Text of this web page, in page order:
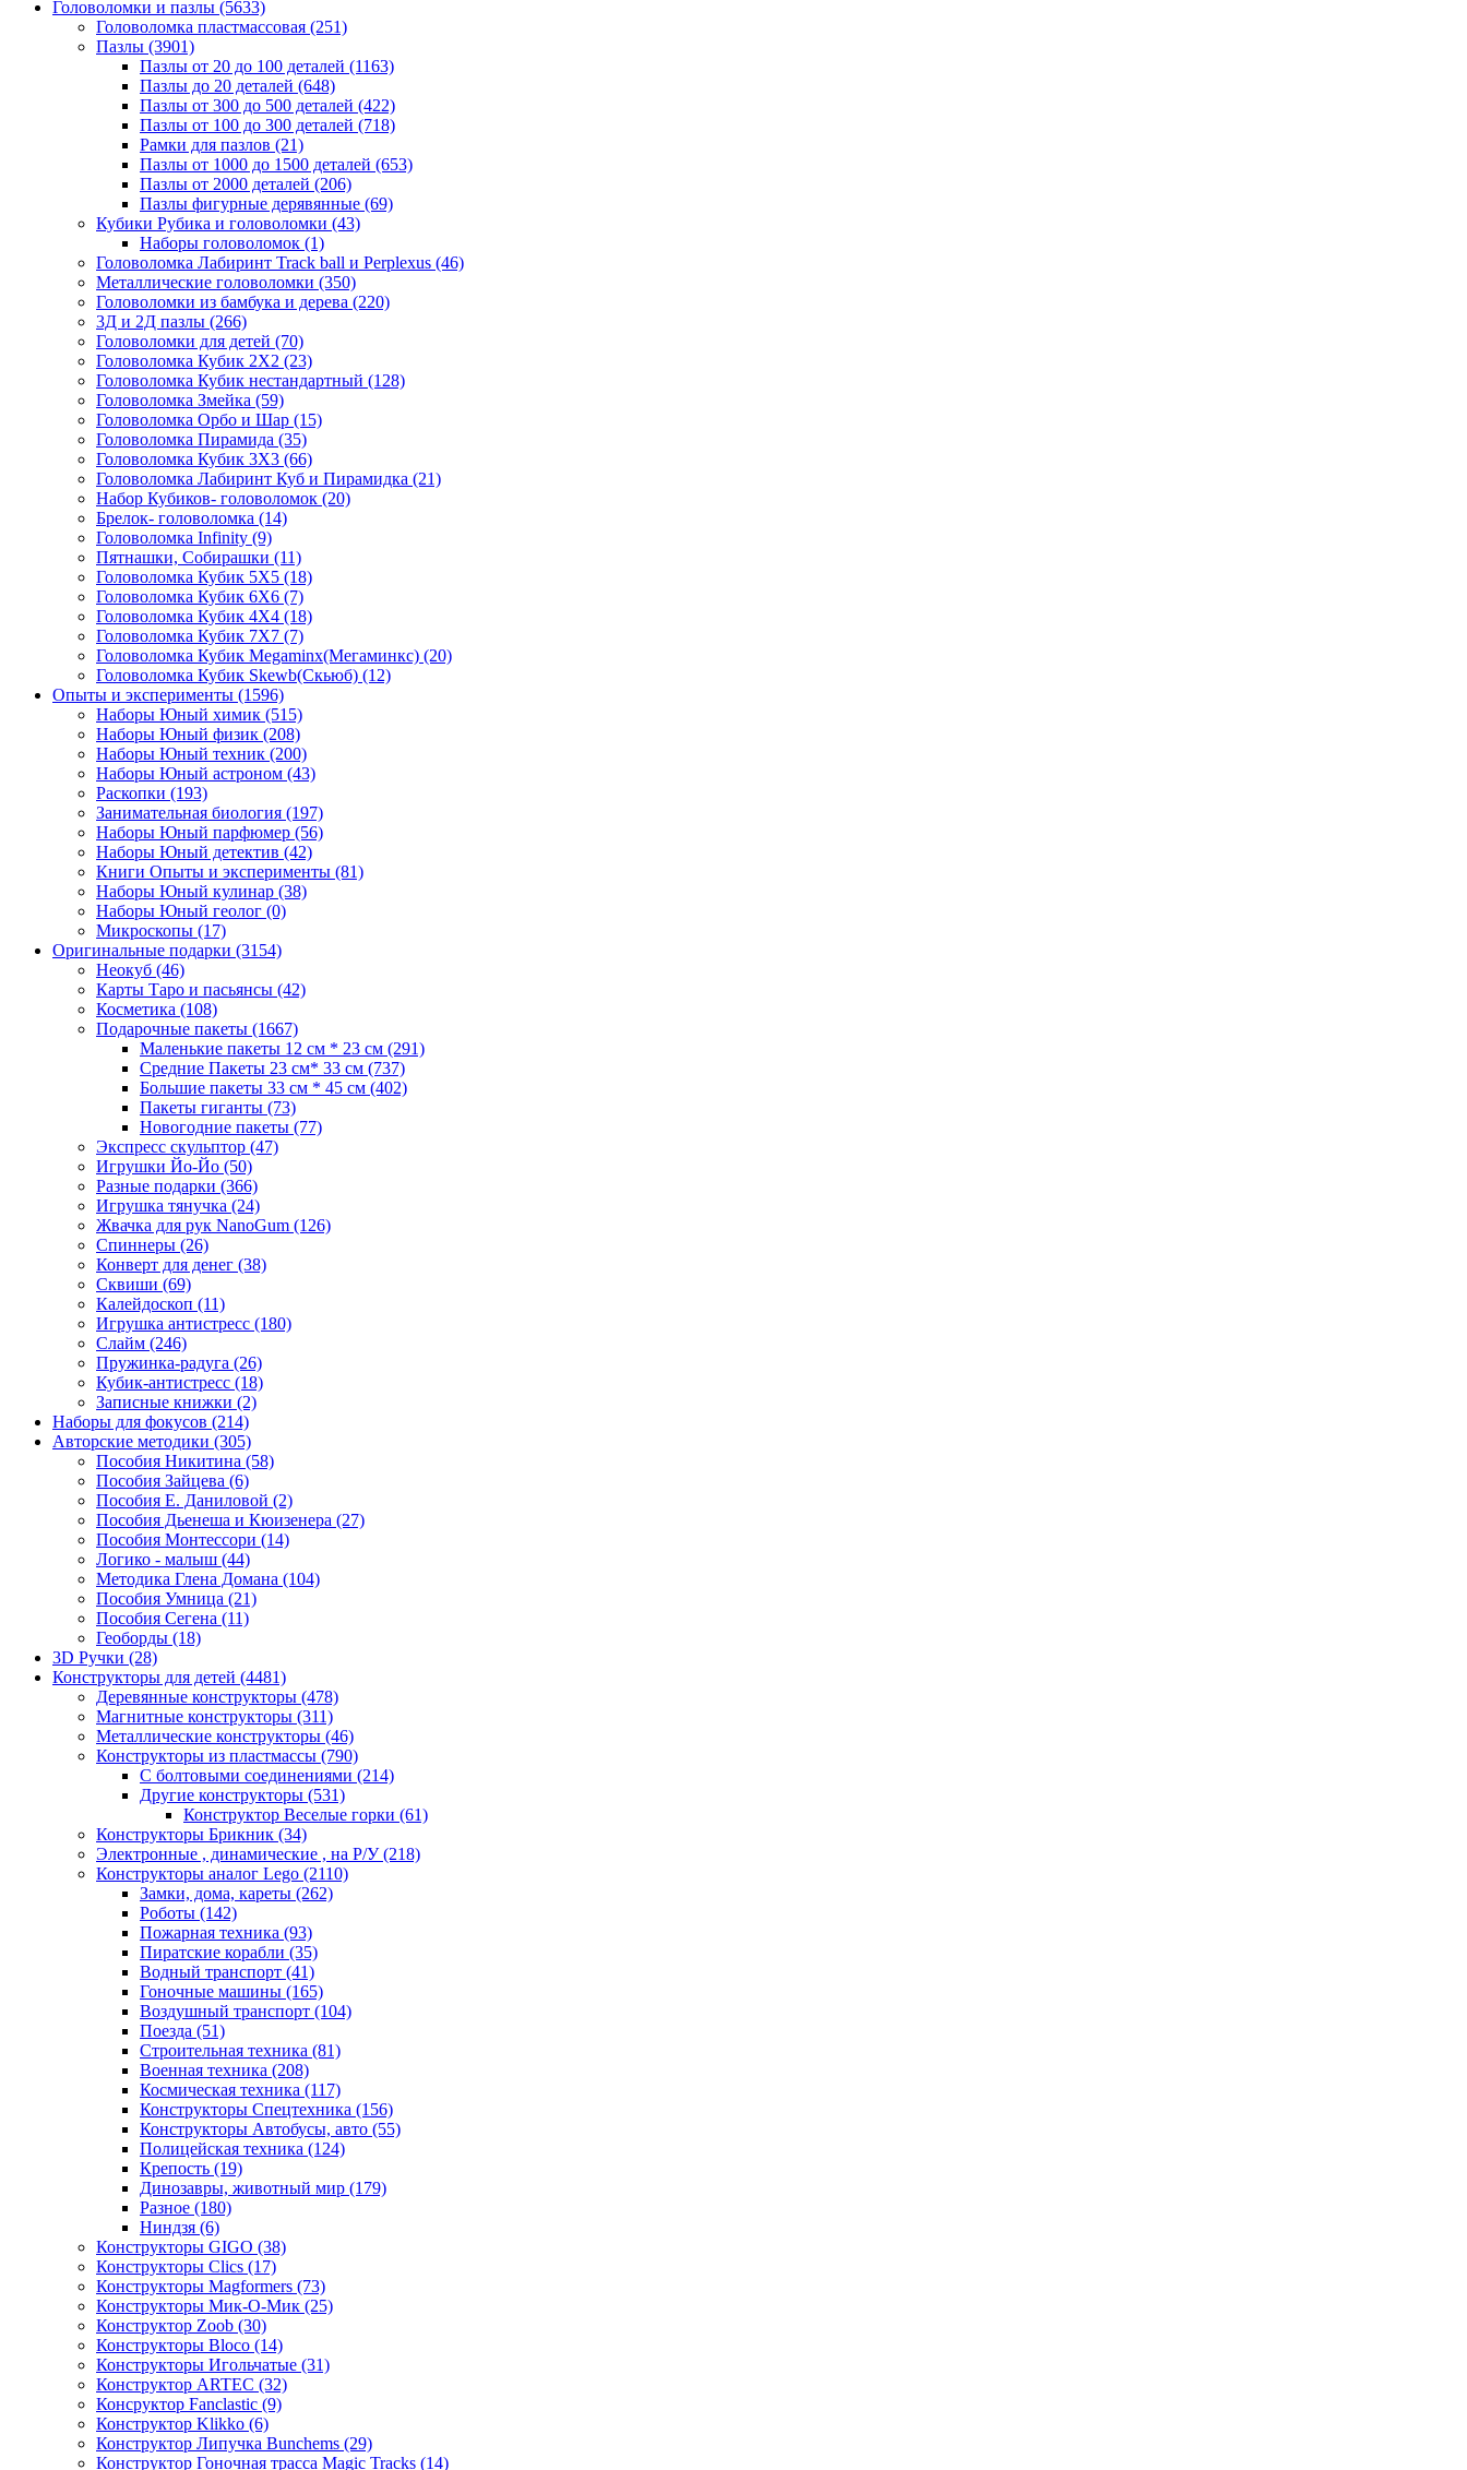
Головоломки и пазлы (5633)
Головоломка пластмассовая (251)
Пазлы (3901)
Пазлы от 20 до 100 деталей (1163)
Пазлы до 20 деталей (648)
Пазлы от 300 до 500 деталей (422)
Пазлы от 100 до 300 деталей (718)
Рамки для пазлов (21)
Пазлы от 1000 до 1500 деталей (653)
Пазлы от 2000 деталей (206)
Пазлы фигурные дерявянные (69)
Кубики Рубика и головоломки (43)
Наборы головоломок (1)
Головоломка Лабиринт Track ball и Perplexus (46)
Металлические головоломки (350)
Головоломки из бамбука и дерева (220)
3Д и 2Д пазлы (266)
Головоломки для детей (70)
Головоломка Кубик 2Х2 (23)
Головоломка Кубик нестандартный (128)
Головоломка Змейка (59)
Головоломка Орбо и Шар (15)
Головоломка Пирамида (35)
Головоломка Кубик 3Х3 (66)
Головоломка Лабиринт Куб и Пирамидка (21)
Набор Кубиков- головоломок (20)
Брелок- головоломка (14)
Головоломка Infinity (9)
Пятнашки, Собирашки (11)
Головоломка Кубик 5Х5 (18)
Головоломка Кубик 6Х6 (7)
Головоломка Кубик 4Х4 (18)
Головоломка Кубик 7Х7 (7)
Головоломка Кубик Megaminx(Мегаминкс) (20)
Головоломка Кубик Skewb(Скьюб) (12)
Опыты и эксперименты (1596)
Наборы Юный химик (515)
Наборы Юный физик (208)
Наборы Юный техник (200)
Наборы Юный астроном (43)
Раскопки (193)
Занимательная биология (197)
Наборы Юный парфюмер (56)
Наборы Юный детектив (42)
Книги Опыты и эксперименты (81)
Наборы Юный кулинар (38)
Наборы Юный геолог (0)
Микроскопы (17)
Оригинальные подарки (3154)
Неокуб (46)
Карты Таро и пасьянсы (42)
Косметика (108)
Подарочные пакеты (1667)
Маленькие пакеты 12 см * 23 см (291)
Средние Пакеты 23 см* 33 см (737)
Большие пакеты 33 см * 45 см (402)
Пакеты гиганты (73)
Новогодние пакеты (77)
Экспресс скульптор (47)
Игрушки Йо-Йо (50)
Разные подарки (366)
Игрушка тянучка (24)
Жвачка для рук NanoGum (126)
Спиннеры (26)
Конверт для денег (38)
Сквиши (69)
Калейдоскоп (11)
Игрушка антистресс (180)
Слайм (246)
Пружинка-радуга (26)
Кубик-антистресс (18)
Записные книжки (2)
Наборы для фокусов (214)
Авторские методики (305)
Пособия Никитина (58)
Пособия Зайцева (6)
Пособия Е. Даниловой (2)
Пособия Дьенеша и Кюизенера (27)
Пособия Монтессори (14)
Логико - малыш (44)
Методика Глена Домана (104)
Пособия Умница (21)
Пособия Сегена (11)
Геоборды (18)
3D Ручки (28)
Конструкторы для детей (4481)
Деревянные конструкторы (478)
Магнитные конструкторы (311)
Металлические конструкторы (46)
Конструкторы из пластмассы (790)
С болтовыми соединениями (214)
Другие конструкторы (531)
Конструктор Веселые горки (61)
Конструкторы Брикник (34)
Электронные , динамические , на Р/У(218)
Конструкторы аналог Lego (2110)
Замки, дома, кареты (262)
Роботы (142)
Пожарная техника (93)
Пиратские корабли (35)
Водный транспорт (41)
Гоночные машины (165)
Воздушный транспорт (104)
Поезда (51)
Строительная техника (81)
Военная техника (208)
Космическая техника (117)
Конструкторы Спецтехника (156)
Конструкторы Автобусы, авто (55)
Полицейская техника (124)
Крепость (19)
Динозавры, животный мир (179)
Разное (180)
Ниндзя (6)
Конструкторы GIGO (38)
Конструкторы Clics (17)
Конструкторы Magformers (73)
Конструкторы Мик-О-Мик (25)
Конструктор Zoob (30)
Конструкторы Bloco (14)
Конструкторы Игольчатые (31)
Конструктор ARTEC (32)
Консруктор Fanclastic (9)
Конструктор Klikko (6)
Конструктор Липучка Bunchems (29)
Конструктор Гоночная трасса Magic Tracks (14)